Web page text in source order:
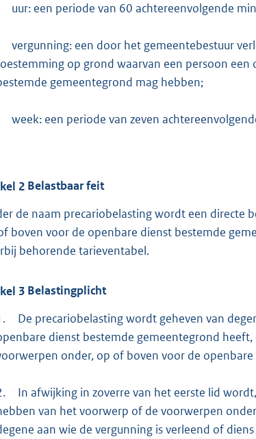
uur: een periode van 60 achtereenvolgende
vergunning: een door het gemeentebestuur
op grond waarvan een persoon
gemeentegrond mag hebben;
week: een periode van zeven
2 Belastbaar feit
de naam precariobelasting wordt een directe
boven voor de openbare dienst bestemde
behorende tarieventabel.
3 Belastingplicht
De precariobelasting wordt geheven van
dienst bestemde gemeentegrond
onder, op of boven voor de
In afwijking in zoverre van het eerste lid
van het voorwerp of de voorwerpen
aan wie de vergunning is verleend of